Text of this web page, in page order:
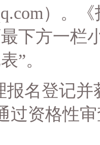
）。
下方一栏
”。
报名登记并
过资格性